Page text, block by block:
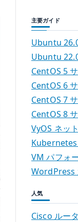
主要ガイド
Ubuntu
Ubuntu
CentOS 5
CentOS 6
CentOS 7
CentOS 8
VyOS ネッ
Kubernetes
VM パフォ
WordPress
人気
Cisco ルー